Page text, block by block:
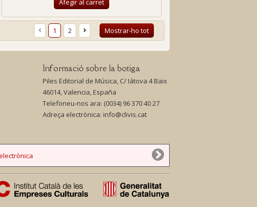
Afegir al carret
Mostrar-ho tot
1 2
Informació sobre la botiga
Piles Editorial de Música, C/ Iátova 4 Baix
46014, Valencia, España
Telefoneu-nos ara: (0034) 96 370 40 27
Adreça electrònica: info@clivis.cat